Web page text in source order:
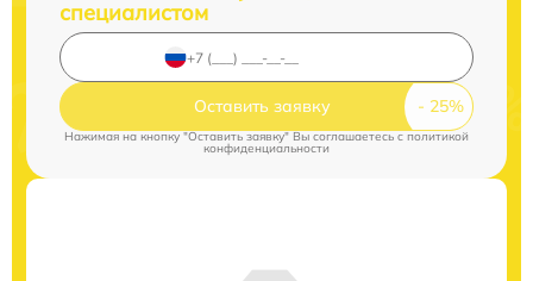
специалистом
Оставить заявку
Нажимая на кнопку "Оставить заявку" Вы соглашаетесь cполитикой
конфиденциальности